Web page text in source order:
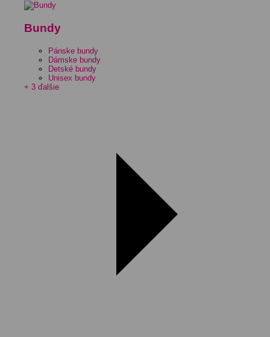
Bundy
Pánske bundy
Dámske bundy
Detské bundy
Unisex bundy
+ 3 ďalšie